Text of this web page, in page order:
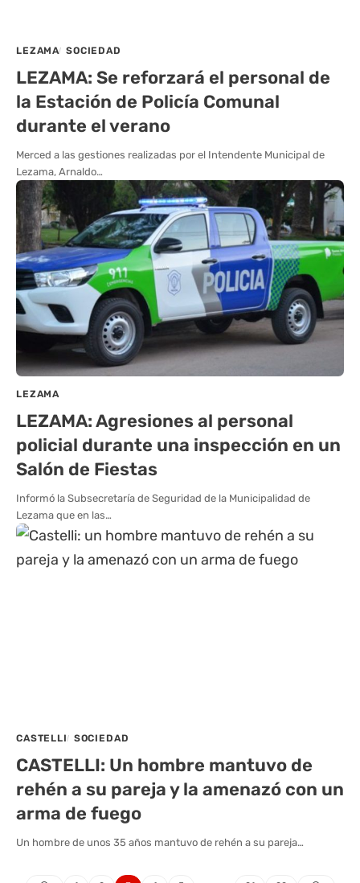
LEZAMA SOCIEDAD
LEZAMA: Se reforzará el personal de
la Estación de Policía Comunal
durante el verano
Merced a las gestiones realizadas por el Intendente Municipal de
Lezama, Arnaldo…
LEZAMA
LEZAMA: Agresiones al personal
policial durante una inspección en un
Salón de Fiestas
Informó la Subsecretaría de Seguridad de la Municipalidad de
Lezama que en las…
CASTELLI SOCIEDAD
CASTELLI: Un hombre mantuvo de
rehén a su pareja y la amenazó con un
arma de fuego
Un hombre de unos 35 años mantuvo de rehén a su pareja…